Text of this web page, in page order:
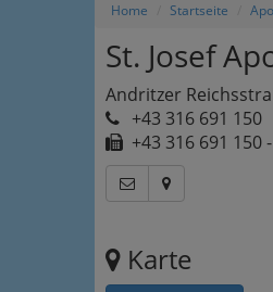
Home Startseite
St. Josef
Andritzer
+43 316 691 150
+43 316 691 150
Karte